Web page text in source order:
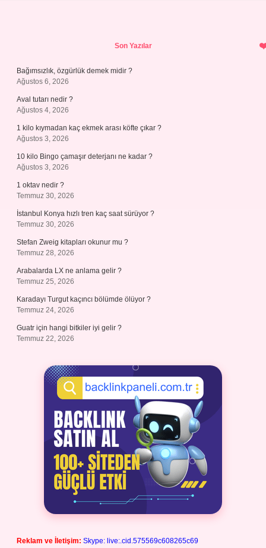
Son Yazılar
Bağımsızlık, özgürlük demek midir ?
Ağustos 6, 2026
Aval tutarı nedir ?
Ağustos 4, 2026
1 kilo kıymadan kaç ekmek arası köfte çıkar ?
Ağustos 3, 2026
10 kilo Bingo çamaşır deterjanı ne kadar ?
Ağustos 3, 2026
1 oktav nedir ?
Temmuz 30, 2026
İstanbul Konya hızlı tren kaç saat sürüyor ?
Temmuz 30, 2026
Stefan Zweig kitapları okunur mu ?
Temmuz 28, 2026
Arabalarda LX ne anlama gelir ?
Temmuz 25, 2026
Karadayı Turgut kaçıncı bölümde ölüyor ?
Temmuz 24, 2026
Guatr için hangi bitkiler iyi gelir ?
Temmuz 22, 2026
Reklam ve İletişim: Skype: live:.cid.575569c608265c69